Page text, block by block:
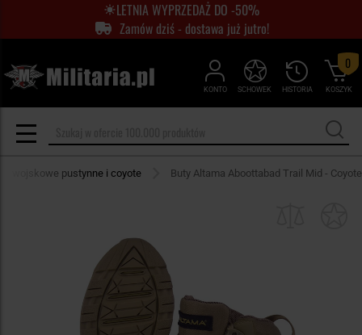
LETNIA WYPRZEDAŻ DO -50%
Zamów dziś - dostawa już jutro!
KONTO HISTORIA
SCHOWEK KOSZYK
0
wojskowe pustynne i coyote Buty Altama Aboottabad Trail Mid - Coyote